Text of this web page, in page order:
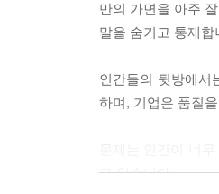
만의 가면을 아주
말을 숨기고 통제합
인간들의 뒷방에서
하며, 기업은 품질
고 있습니다.